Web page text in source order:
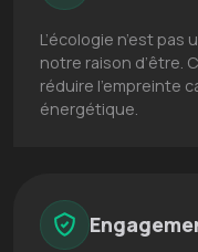
L’écologie n’est
notre raison d’être.
réduire l’empreinte
énergétique.